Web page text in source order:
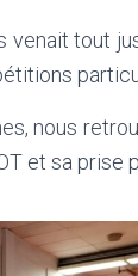
venait tout
nous
et sa prise